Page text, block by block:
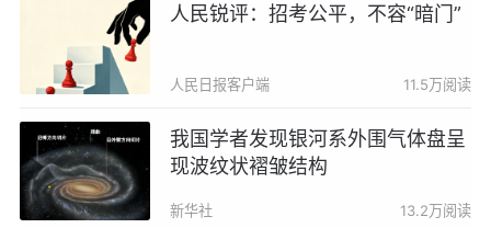
人民锐评：招考公平，不容“暗门”
人民日报客户端 11.5万阅读
我国学者发现银河系外围气体盘呈
现波纹状褶皱结构
新华社 13.2万阅读